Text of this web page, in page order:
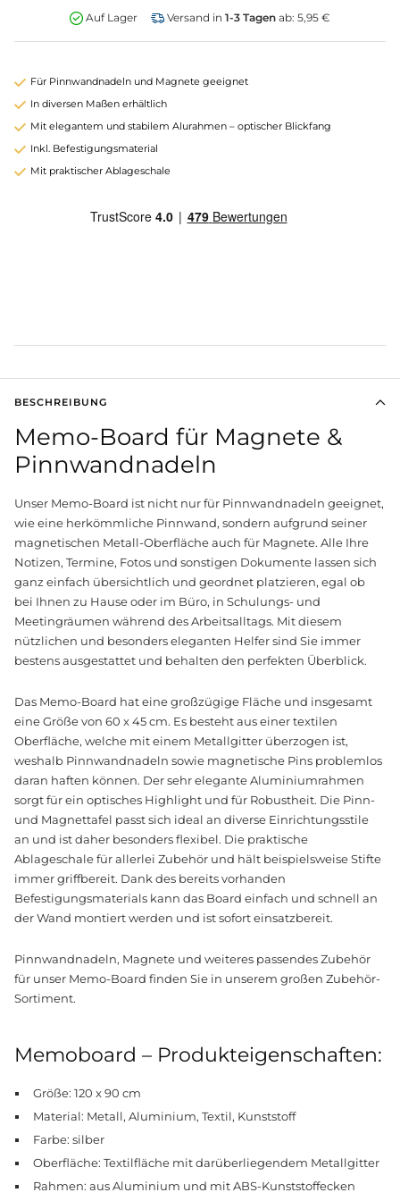
Auf Lager Versand in 1-3 Tagen ab: 5,95 €
Für Pinnwandnadeln und Magnete geeignet
In diversen Maßen erhältlich
Mit elegantem und stabilem Alurahmen – optischer Blickfang
Inkl. Befestigungsmaterial
Mit praktischer Ablageschale
BESCHREIBUNG
Memo-Board für Magnete &
Pinnwandnadeln
Unser Memo-Board ist nicht nur für Pinnwandnadeln geeignet,
wie eine herkömmliche Pinnwand, sondern aufgrund seiner
magnetischen Metall-Oberfläche auch für Magnete. Alle Ihre
Notizen, Termine, Fotos und sonstigen Dokumente lassen sich
ganz einfach übersichtlich und geordnet platzieren, egal ob
bei Ihnen zu Hause oder im Büro, in Schulungs- und
Meetingräumen während des Arbeitsalltags. Mit diesem
nützlichen und besonders eleganten Helfer sind Sie immer
bestens ausgestattet und behalten den perfekten Überblick.
Das Memo-Board hat eine großzügige Fläche und insgesamt
eine Größe von 60 x 45 cm. Es besteht aus einer textilen
Oberfläche, welche mit einem Metallgitter überzogen ist,
weshalb Pinnwandnadeln sowie magnetische Pins problemlos
daran haften können. Der sehr elegante Aluminiumrahmen
sorgt für ein optisches Highlight und für Robustheit. Die Pinn-
und Magnettafel passt sich ideal an diverse Einrichtungsstile
an und ist daher besonders flexibel. Die praktische
Ablageschale für allerlei Zubehör und hält beispielsweise Stifte
immer griffbereit. Dank des bereits vorhanden
Befestigungsmaterials kann das Board einfach und schnell an
der Wand montiert werden und ist sofort einsatzbereit.
Pinnwandnadeln, Magnete und weiteres passendes Zubehör
für unser Memo-Board finden Sie in unserem großen Zubehör-
Sortiment.
Memoboard – Produkteigenschaften:
Größe: 120 x 90 cm
Material: Metall, Aluminium, Textil, Kunststoff
Farbe: silber
Oberfläche: Textilfläche mit darüberliegendem Metallgitter
Rahmen: aus Aluminium und mit ABS-Kunststoffecken